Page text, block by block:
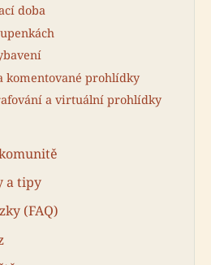
doba
komentované prohlídky
a virtuální prohlídky
a tipy
(FAQ)